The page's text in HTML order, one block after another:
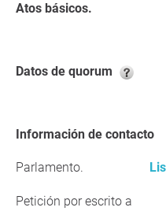
Atos básicos.
Datos de quorum
Información de contacto
Parlamento.
Petición por escrito a